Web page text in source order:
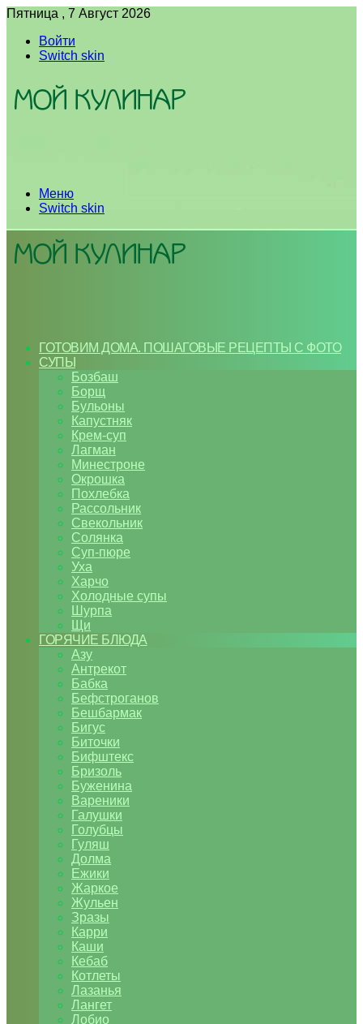
Пятница , 7 Август 2026
Войти
Switch skin
Меню
Switch skin
ГОТОВИМ ДОМА. ПОШАГОВЫЕ РЕЦЕПТЫ С ФОТО
СУПЫ
Бозбаш
Борщ
Бульоны
Капустняк
Крем-суп
Лагман
Минестроне
Окрошка
Похлебка
Рассольник
Свекольник
Солянка
Суп-пюре
Уха
Харчо
Холодные супы
Шурпа
Щи
ГОРЯЧИЕ БЛЮДА
Азу
Антрекот
Бабка
Бефстроганов
Бешбармак
Бигус
Биточки
Бифштекс
Бризоль
Буженина
Вареники
Галушки
Голубцы
Гуляш
Долма
Ежики
Жаркое
Жульен
Зразы
Карри
Каши
Кебаб
Котлеты
Лазанья
Лангет
Лобио